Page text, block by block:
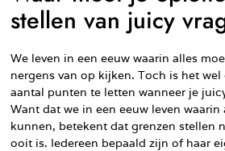
stellen van juicy
We leven in een eeuw waarin alles
nergens van op kijken. Toch is het
aantal punten te letten wanneer je
Want dat we in een eeuw leven waarin
kunnen, betekent dat grenzen stellen
ooit is. Iedereen bepaald zijn of haar